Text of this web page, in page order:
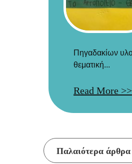
Πηγαδακίων
θεματική...
Read More >>
Παλαιότερα άρθρα